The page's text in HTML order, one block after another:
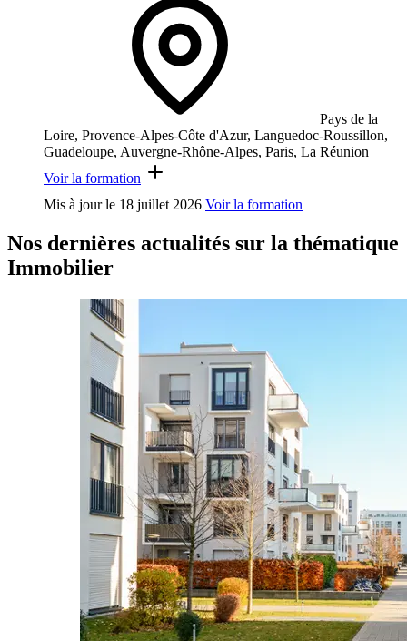
Pays de la
Loire, Provence-Alpes-Côte d'Azur, Languedoc-Roussillon,
Guadeloupe, Auvergne-Rhône-Alpes, Paris, La Réunion
Voir la formation
Mis à jour le 18 juillet 2026 Voir la formation
Nos dernières actualités sur la thématique
Immobilier